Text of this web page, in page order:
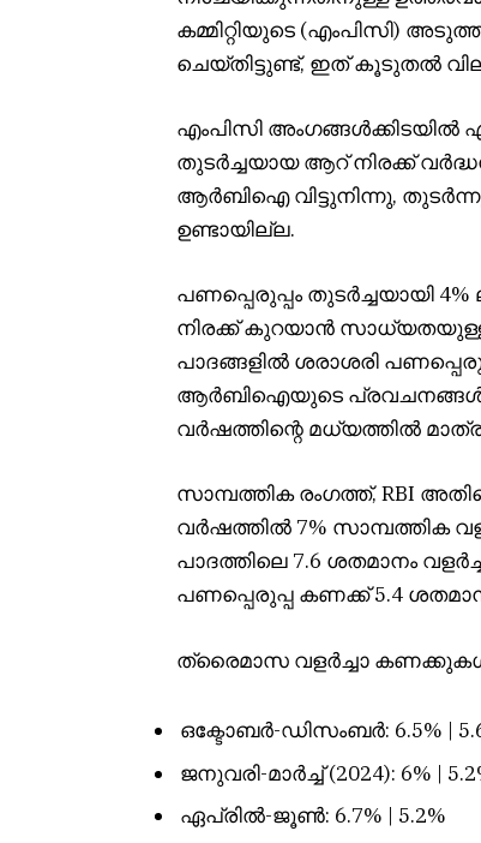
കമ്മിറ്റിയുടെ (എംപിസി)
ചെയ്തിട്ടുണ്ട്, ഇത് കൂടുതൽ
എംപിസി അംഗങ്ങൾക്കിടയിൽ
തുടർച്ചയായ ആറ് നിരക്ക്
ആർബിഐ വിട്ടുനിന്നു,
ഉണ്ടായില്ല.
പണപ്പെരുപ്പം തുടർച്ചയായി
നിരക്ക് കുറയാൻ
പാദങ്ങളിൽ ശരാശരി
ആർബിഐയുടെ പ്രവചനങ്ങൾ
വർഷത്തിന്റെ മധ്യത്തിൽ
സാമ്പത്തിക രംഗത്ത്, RBI
വർഷത്തിൽ 7% സാമ്പത്തിക
പാദത്തിലെ 7.6 ശതമാനം
പണപ്പെരുപ്പ കണക്ക് 5.4
ത്രൈമാസ വളർച്ചാ
ഒക്ടോബർ-ഡിസംബർ: 6.5% |
ജനുവരി-മാർച്ച് (2024): 6% |
ഏപ്രിൽ-ജൂൺ: 6.7% | 5.2%